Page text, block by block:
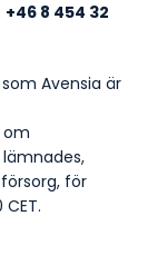
+46 8 454 32
Avensia är
om
för